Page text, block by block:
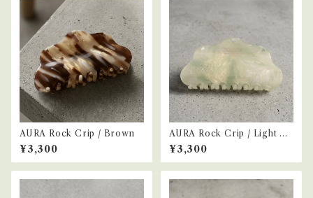
AURA Rock Crip / Brown
¥3,300
AURA Rock Crip / Light Gr
een
¥3,300